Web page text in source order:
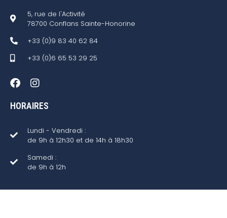
5, rue de l'Activité
78700 Conflans Sainte-Honorine
+33 (0)9 83 40 62 84
+33 (0)6 65 53 29 25
HORAIRES
Lundi - Vendredi :
de 9h à 12h30 et de 14h à 18h30
Samedi :
de 9h à 12h